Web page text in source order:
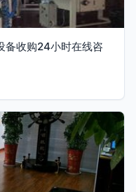
备收购24小时在线咨